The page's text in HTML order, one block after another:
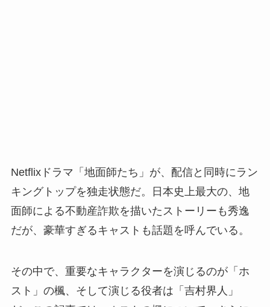
Netflixドラマ「地面師たち」が、配信と同時にラン
キングトップを独走状態だ。日本史上最大の、地
面師による不動産詐欺を描いたストーリーも秀逸
だが、豪華すぎるキャストも話題を呼んでいる。
その中で、重要なキャラクターを演じるのが「ホ
スト」の楓、そして演じる役者は「吉村界人」